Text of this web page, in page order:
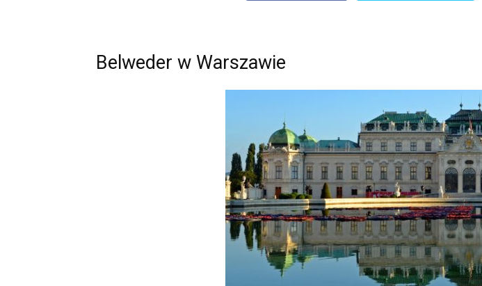
Belweder w Warszawie